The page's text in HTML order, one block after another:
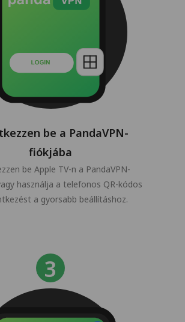
be a PandaVPN-
fiókjába
be Apple TV-n a PandaVPN-
használja a telefonos QR-kódos
a gyorsabb beállításhoz.